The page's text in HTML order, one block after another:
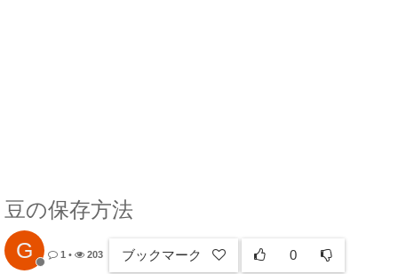
豆の保存方法
G 1 • 203 ブックマーク 0